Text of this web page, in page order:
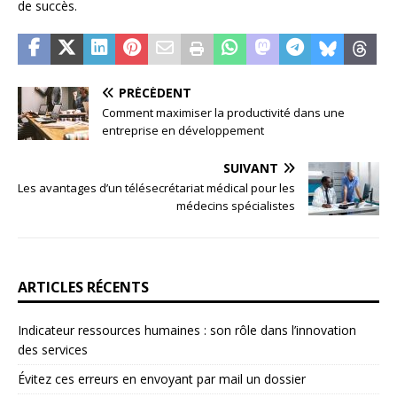
de succès.
PRÉCÉDENT
Comment maximiser la productivité dans une
entreprise en développement
SUIVANT
Les avantages d’un télésecrétariat médical pour les
médecins spécialistes
ARTICLES RÉCENTS
Indicateur ressources humaines : son rôle dans l’innovation
des services
Évitez ces erreurs en envoyant par mail un dossier